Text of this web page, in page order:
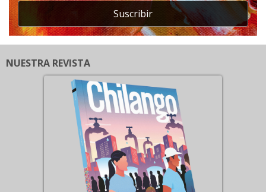
Suscribir
NUESTRA REVISTA